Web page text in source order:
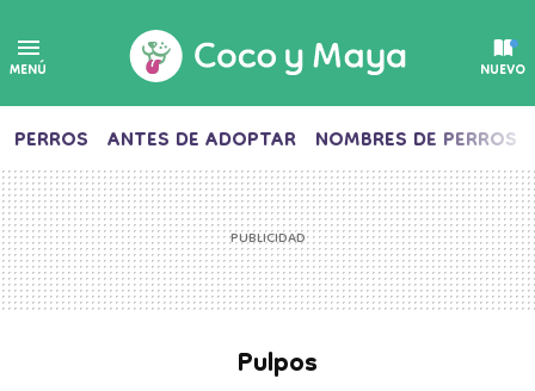
MENÚ NUEVO
PERROS ANTES DE ADOPTAR NOMBRES DE PERROS
Pulpos